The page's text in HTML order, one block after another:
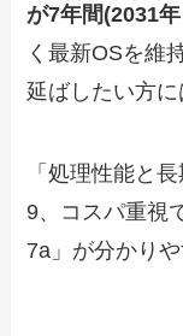
が7年間(2031
く最新OSを維
延ばしたい方に
「処理性能と
9、コスパ重視
7a」が分かり